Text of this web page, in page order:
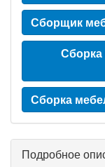
Сборщик
Сборка
Подробное